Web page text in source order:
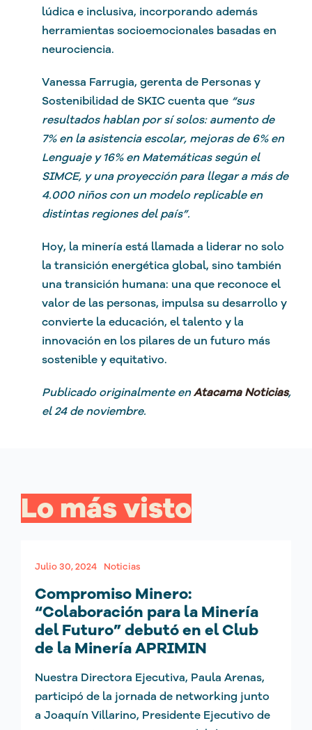
lúdica e inclusiva, incorporando además
herramientas socioemocionales basadas en
neurociencia.
Vanessa Farrugia, gerenta de Personas y
Sostenibilidad de SKIC cuenta que “sus
resultados hablan por sí solos: aumento de
7% en la asistencia escolar, mejoras de 6% en
Lenguaje y 16% en Matemáticas según el
SIMCE, y una proyección para llegar a más de
4.000 niños con un modelo replicable en
distintas regiones del país”.
Hoy, la minería está llamada a liderar no solo
la transición energética global, sino también
una transición humana: una que reconoce el
valor de las personas, impulsa su desarrollo y
convierte la educación, el talento y la
innovación en los pilares de un futuro más
sostenible y equitativo.
Publicado originalmente enAtacama Noticias,
el 24 de noviembre.
Lo más visto
Julio 30, 2024 Noticias
Compromiso Minero:
“Colaboración para la Minería
del Futuro” debutó en el Club
de la Minería APRIMIN
Nuestra Directora Ejecutiva, Paula Arenas,
participó de la jornada de networking junto
a Joaquín Villarino, Presidente Ejecutivo de